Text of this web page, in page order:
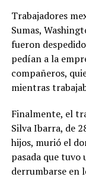
Trabajadores
Sumas,
fueron
pedían a la
compañeros,
mientras
Finalmente, el
Silva Ibarra, de
hijos, murió el
pasada que tuvo
derrumbarse en